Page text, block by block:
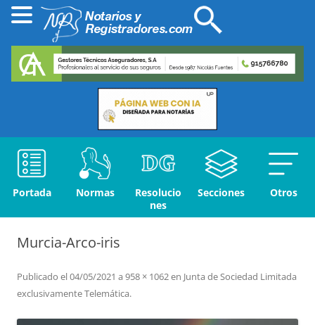
Portada Normas
Resolucio
nes
Secciones Otros
Murcia-Arco-iris
Publicado el04/05/2021 a 958 × 1062en Junta de Sociedad Limitada
exclusivamente Telemática.